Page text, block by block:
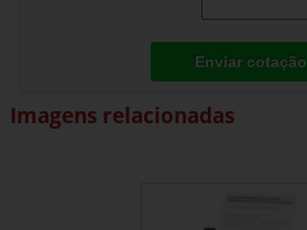
Enviar cotação
Imagens relacionadas